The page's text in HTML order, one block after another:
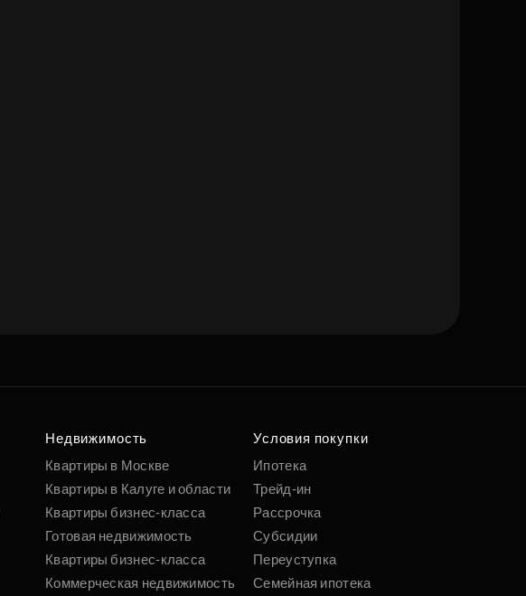
Недвижимость
Квартиры в Москве
Квартиры в Калуге и области
Квартиры бизнес-класса
Готовая недвижимость
Квартиры бизнес-класса
Коммерческая недвижимость
Условия покупки
Ипотека
Трейд-ин
Рассрочка
Субсидии
Переуступка
Семейная ипотека